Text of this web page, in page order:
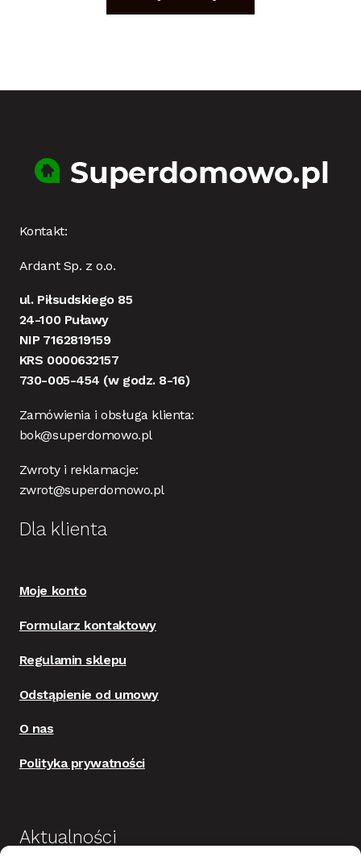
Kontakt:
Ardant Sp. z o.o.
ul. Piłsudskiego 85
24-100 Puławy
NIP 7162819159
KRS 0000632157
730-005-454 (w godz. 8-16)
Zamówienia i obsługa klienta:
bok@superdomowo.pl
Zwroty i reklamacje:
zwrot@superdomowo.pl
Dla klienta
Moje konto
Formularz kontaktowy
Regulamin sklepu
Odstąpienie od umowy
O nas
Polityka prywatności
Aktualności